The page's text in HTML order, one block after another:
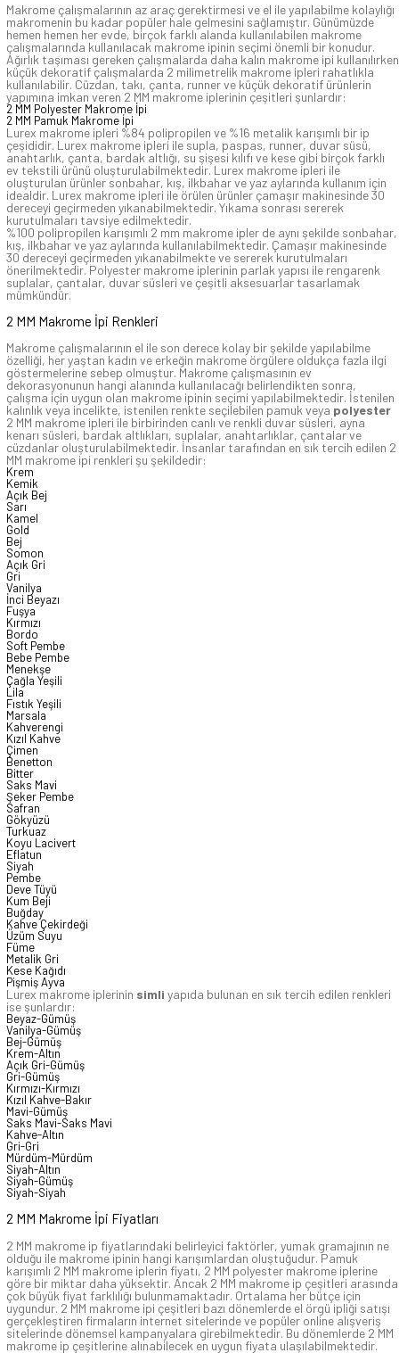
Makrome çalışmalarının az araç gerektirmesi ve el ile yapılabilme kolaylığı
makromenin bu kadar popüler hale gelmesini sağlamıştır. Günümüzde
hemen hemen her evde, birçok farklı alanda kullanılabilen makrome
çalışmalarında kullanılacak makrome ipinin seçimi önemli bir konudur.
Ağırlık taşıması gereken çalışmalarda daha kalın makrome ipi kullanılırken
küçük dekoratif çalışmalarda 2 milimetrelik makrome ipleri rahatlıkla
kullanılabilir. Cüzdan, takı, çanta, runner ve küçük dekoratif ürünlerin
yapımına imkan veren 2 MM makrome iplerinin çeşitleri şunlardır:
2 MM Polyester Makrome İpi
2 MM Pamuk Makrome İpi
Lurex makrome ipleri %84 polipropilen ve %16 metalik karışımlı bir ip
çeşididir. Lurex makrome ipleri ile supla, paspas, runner, duvar süsü,
anahtarlık, çanta, bardak altlığı, su şişesi kılıfı ve kese gibi birçok farklı
ev tekstili ürünü oluşturulabilmektedir. Lurex makrome ipleri ile
oluşturulan ürünler sonbahar, kış, ilkbahar ve yaz aylarında kullanım için
idealdir. Lurex makrome ipleri ile örülen ürünler çamaşır makinesinde 30
dereceyi geçirmeden yıkanabilmektedir. Yıkama sonrası sererek
kurutulmaları tavsiye edilmektedir.
%100 polipropilen karışımlı 2 mm makrome ipler de aynı şekilde sonbahar,
kış, ilkbahar ve yaz aylarında kullanılabilmektedir. Çamaşır makinesinde
30 dereceyi geçirmeden yıkanabilmekte ve sererek kurutulmaları
önerilmektedir. Polyester makrome iplerinin parlak yapısı ile rengarenk
suplalar, çantalar, duvar süsleri ve çeşitli aksesuarlar tasarlamak
mümkündür.
2 MM Makrome İpi Renkleri
Makrome çalışmalarının el ile son derece kolay bir şekilde yapılabilme
özelliği, her yaştan kadın ve erkeğin makrome örgülere oldukça fazla ilgi
göstermelerine sebep olmuştur. Makrome çalışmasının ev
dekorasyonunun hangi alanında kullanılacağı belirlendikten sonra,
çalışma için uygun olan makrome ipinin seçimi yapılabilmektedir. İstenilen
kalınlık veya incelikte, istenilen renkte seçilebilen pamuk veya polyester
2 MM makrome ipleri ile birbirinden canlı ve renkli duvar süsleri, ayna
kenarı süsleri, bardak altlıkları, suplalar, anahtarlıklar, çantalar ve
cüzdanlar oluşturulabilmektedir. İnsanlar tarafından en sık tercih edilen 2
MM makrome ipi renkleri şu şekildedir:
Krem
Kemik
Açık Bej
Sarı
Kamel
Gold
Bej
Somon
Açık Gri
Gri
Vanilya
İnci Beyazı
Fuşya
Kırmızı
Bordo
Soft Pembe
Bebe Pembe
Menekşe
Çağla Yeşili
Lila
Fıstık Yeşili
Marsala
Kahverengi
Kızıl Kahve
Çimen
Benetton
Bitter
Saks Mavi
Şeker Pembe
Safran
Gökyüzü
Turkuaz
Koyu Lacivert
Eflatun
Siyah
Pembe
Deve Tüyü
Kum Beji
Buğday
Kahve Çekirdeği
Üzüm Suyu
Füme
Metalik Gri
Kese Kağıdı
Pişmiş Ayva
Lurex makrome iplerinin simli yapıda bulunan en sık tercih edilen renkleri
ise şunlardır:
Beyaz-Gümüş
Vanilya-Gümüş
Bej-Gümüş
Krem-Altın
Açık Gri-Gümüş
Gri-Gümüş
Kırmızı-Kırmızı
Kızıl Kahve-Bakır
Mavi-Gümüş
Saks Mavi-Saks Mavi
Kahve-Altın
Gri-Gri
Mürdüm-Mürdüm
Siyah-Altın
Siyah-Gümüş
Siyah-Siyah
2 MM Makrome İpi Fiyatları
2 MM makrome ip fiyatlarındaki belirleyici faktörler, yumak gramajının ne
olduğu ile makrome ipinin hangi karışımlardan oluştuğudur. Pamuk
karışımlı 2 MM makrome iplerin fiyatı, 2 MM polyester makrome iplerine
göre bir miktar daha yüksektir. Ancak 2 MM makrome ip çeşitleri arasında
çok büyük fiyat farklılığı bulunmamaktadır. Ortalama her bütçe için
uygundur. 2 MM makrome ipi çeşitleri bazı dönemlerde el örgü ipliği satışı
gerçekleştiren firmaların internet sitelerinde ve popüler online alışveriş
sitelerinde dönemsel kampanyalara girebilmektedir. Bu dönemlerde 2 MM
makrome ip çeşitlerine alınabilecek en uygun fiyata ulaşılabilmektedir.